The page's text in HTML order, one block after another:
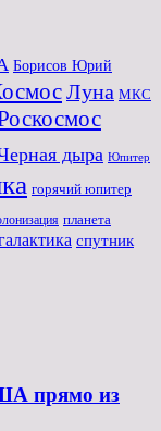
Борисов Юрий
Луна МКС
дыра Юпитер
горячий юпитер
планета
спутник
прямо из